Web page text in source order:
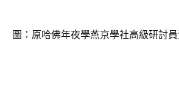
圖：原哈佛年夜學燕京學社高級研討